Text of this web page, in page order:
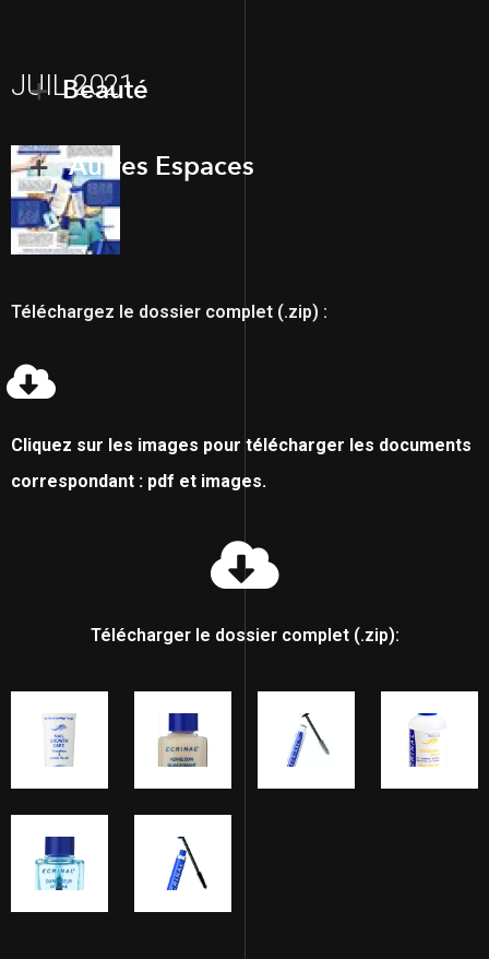
JUIL 2021
Beauté
Autres Espaces
Téléchargez le dossier complet (.zip) :
Cliquez sur les images pour télécharger les documents
correspondant : pdf et images.
Télécharger le dossier complet (.zip):